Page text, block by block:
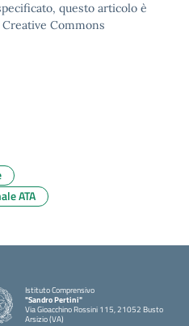
questo articolo è
Commons
ATA
Istituto Comprensivo
"Sandro Pertini"
Via Gioacchino Rossini 115, 21052 Busto
Arsizio (VA)